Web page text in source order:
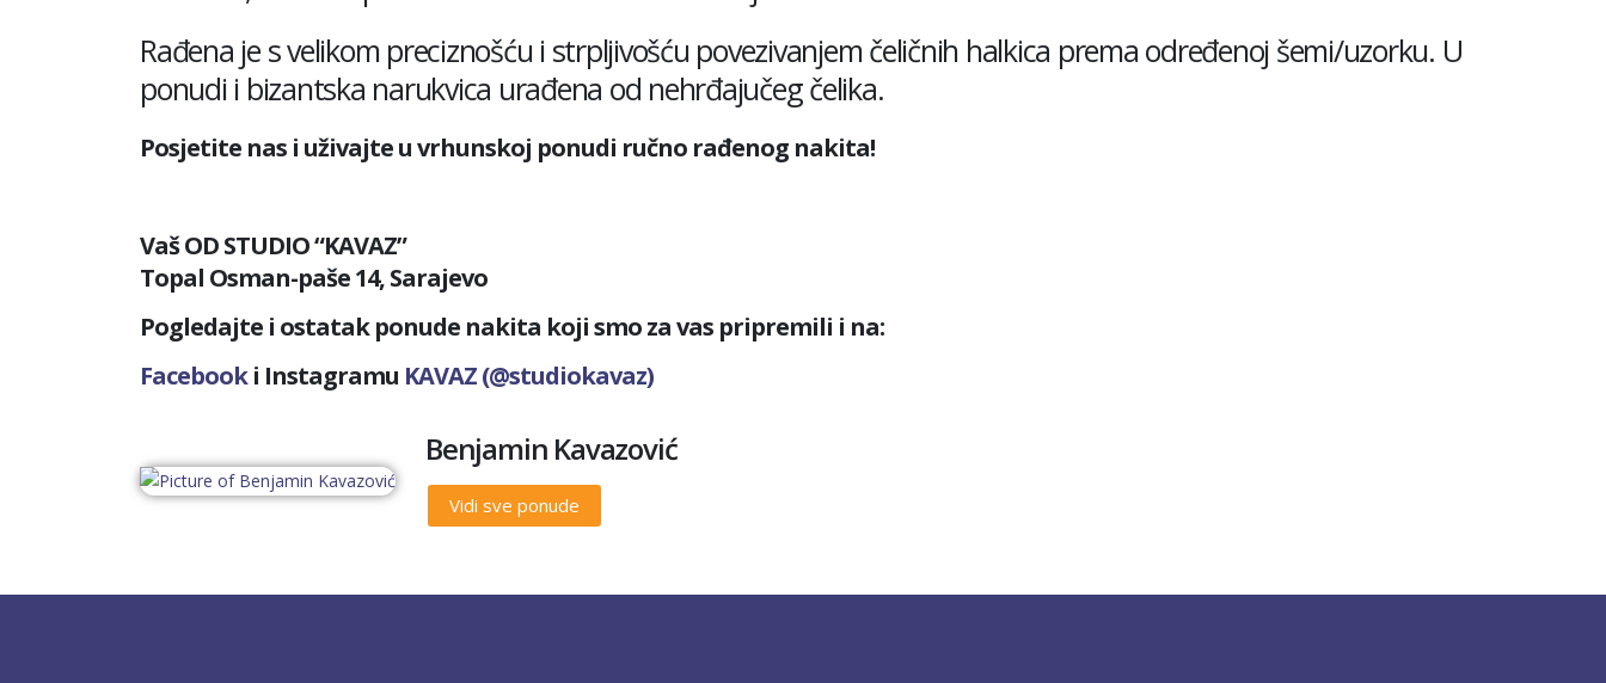
Rađena je s velikom preciznošću i strpljivošću povezivanjem čeličnih halkica prema određenoj šemi/uzorku. U
ponudi i bizantska narukvica urađena od nehrđajučeg čelika.
Posjetite nas i uživajte u vrhunskoj ponudi ručno rađenog nakita!
Vaš OD STUDIO “KAVAZ”
Topal Osman-paše 14, Sarajevo
Pogledajte i ostatak ponude nakita koji smo za vas pripremili i na:
Facebooki Instagramu KAVAZ (@studiokavaz)
Benjamin Kavazović
Vidi sve ponude